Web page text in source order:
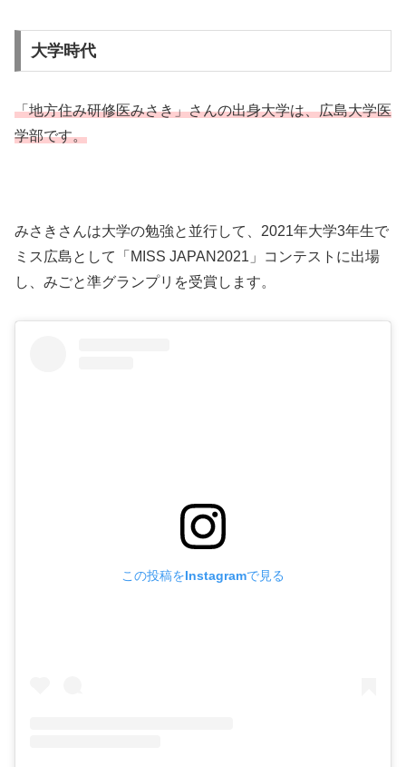
大学時代
「地方住み研修医みさき」さんの出身大学は、広島大学医
学部です。
みさきさんは大学の勉強と並行して、2021年大学3年生で
ミス広島として「MISS JAPAN2021」コンテストに出場
し、みごと準グランプリを受賞します。
この投稿をInstagramで見る